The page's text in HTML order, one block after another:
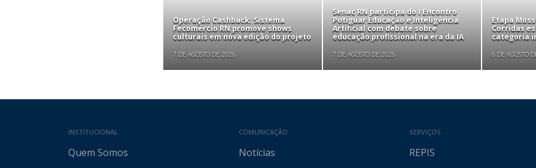
Operação Cashback: Sistema
Fecomércio RN promove shows
culturais em nova edição do projeto
7 DE AGOSTO DE 2026
Senac RN participa do I Encontro
Potiguar Educação e Inteligência
Artificial com debate sobre
educação profissional na era da IA
7 DE AGOSTO DE 2026
Etapa
Corridas
categoria
6 DE AGOSTO
Mapa do site
INSTITUCIONAL
Quem Somos
COMUNICAÇÃO
Notícias
SERVIÇOS
REPIS